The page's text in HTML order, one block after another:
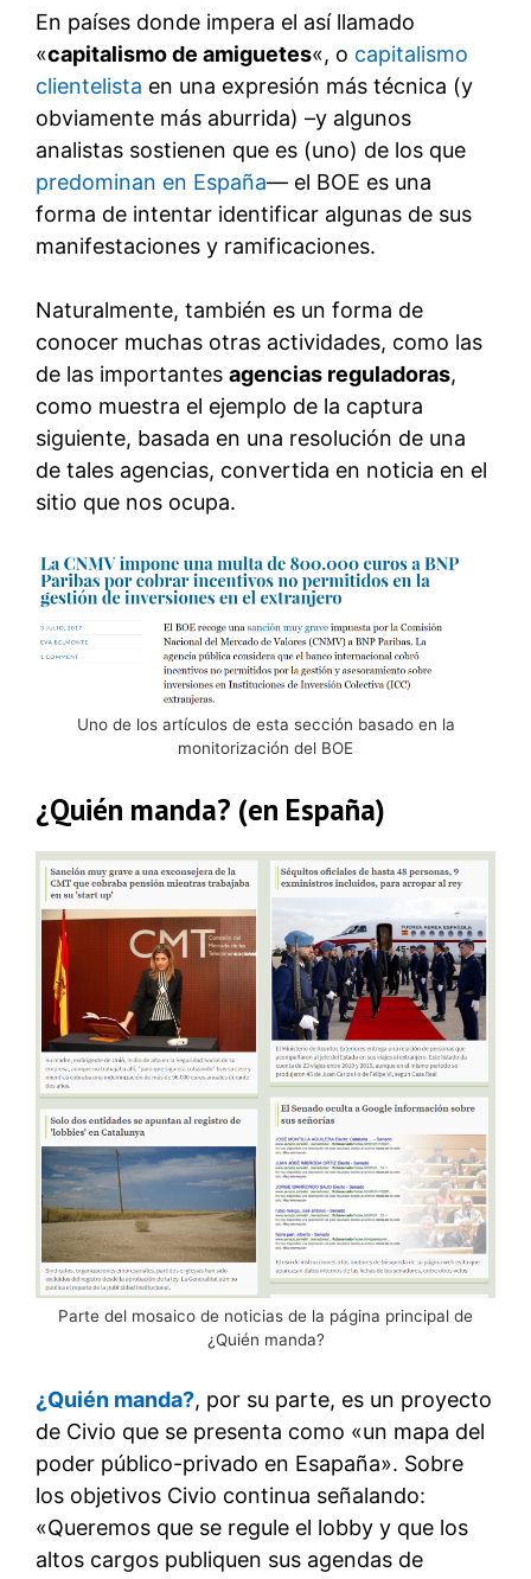
En países donde impera el así llamado
«capitalismo de amiguetes«, o capitalismo
clientelista en una expresión más técnica (y
obviamente más aburrida) –y algunos
analistas sostienen que es (uno) de los que
predominan en España— el BOE es una
forma de intentar identificar algunas de sus
manifestaciones y ramificaciones.
Naturalmente, también es un forma de
conocer muchas otras actividades, como las
de las importantes agencias reguladoras,
como muestra el ejemplo de la captura
siguiente, basada en una resolución de una
de tales agencias, convertida en noticia en el
sitio que nos ocupa.
Uno de los artículos de esta sección basado en la
monitorización del BOE
¿Quién manda? (en España)
Parte del mosaico de noticias de la página principal de
¿Quién manda?
¿Quién manda?, por su parte, es un proyecto
de Civio que se presenta como «un mapa del
poder público-privado en Esapaña». Sobre
los objetivos Civio continua señalando:
«Queremos que se regule el lobby y que los
altos cargos publiquen sus agendas de